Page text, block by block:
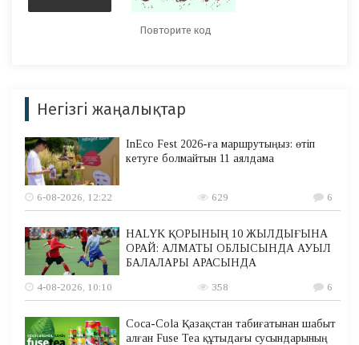
Негізгі жаңалықтар
InEco Fest 2026-ға маршрутыңыз: өтіп
кетуге болмайтын 11 аялдама
6-08-2026, 12:22 629 6
HALYK ҚОРЫНЫҢ 10 ЖЫЛДЫҒЫНА
ОРАЙ: АЛМАТЫ ОБЛЫСЫНДА АУЫЛ
БАЛАЛАРЫ АРАСЫНДА
4-08-2026, 10:10
358 6
Coca-Cola Қазақстан табиғатынан шабыт
алған Fuse Tea құтыдағы сусындарының